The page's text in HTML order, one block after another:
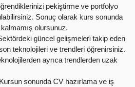
pekiştirme ve portfolyo
Sonuç olarak kurs sonunda
olursunuz.
güncel gelişmeleri takip eden
teknolojileri ve trendleri öğrenirsiniz.
ayrıca trendlerden uzak
Kursun sonunda CV hazırlama ve iş